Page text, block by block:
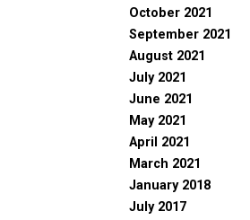
October 2021
September 2021
August 2021
July 2021
June 2021
May 2021
April 2021
March 2021
January 2018
July 2017